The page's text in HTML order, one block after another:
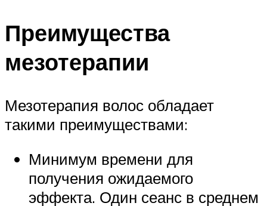
Преимущества
мезотерапии
Мезотерапия волос обладает
такими преимуществами:
Минимум времени для
получения ожидаемого
эффекта. Один сеанс в среднем